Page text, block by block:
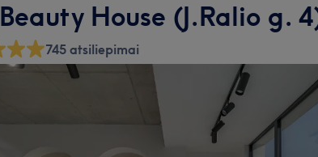
House (J.Ralio g.
745 atsiliepimai